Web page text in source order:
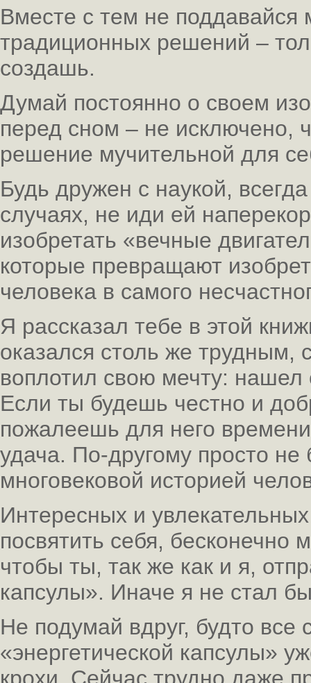
Вместе с тем не
традиционных решений –
создашь.
Думай постоянно о своем
перед сном – не исключено,
решение мучительной для
Будь дружен с наукой,
случаях, не иди ей
изобретать «вечные
которые превращают
человека в самого
Я рассказал тебе в этой
оказался столь же трудным,
воплотил свою мечту: нашел
Если ты будешь честно и
пожалеешь для него
удача. По-другому просто не
многовековой историей
Интересных и
посвятить себя, бесконечно
чтобы ты, так же как и я,
капсулы». Иначе я не стал
Не подумай вдруг, будто все
«энергетической капсулы»